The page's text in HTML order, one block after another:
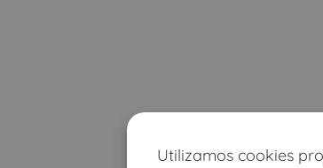
Utilizamos cookies